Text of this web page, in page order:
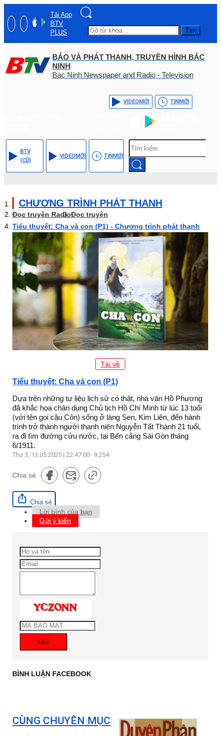
Tải App
BTV
PLUS
Tìm
BÁO VÀ PHÁT THANH, TRUYỀN HÌNH BẮC
NINH
Bac Ninh Newspaper and Radio - Television
VIDEOMỚI TINMỚI
BTV
(CŨ)
VIDEOMỚI TINMỚI
CHƯƠNG TRÌNH PHÁT THANH
Đọc truyện RadioĐọc truyện
Tiểu thuyết: Cha và con (P1) - Chương trình phát thanh
Tải về
Tiểu thuyết: Cha và con (P1)
Dựa trên những tư liệu lịch sử có thật, nhà văn Hồ Phương
đã khắc họa chân dung Chủ tịch Hồ Chí Minh từ lúc 13 tuổi
(với tên gọi cậu Côn) sống ở làng Sen, Kim Liên, đến hành
trình trở thành người thanh niên Nguyễn Tất Thành 21 tuổi,
ra đi tìm đường cứu nước, tại Bến cảng Sài Gòn tháng
6/1911.
Thứ 3, 13.05.2025 | 22:47:00 9,254
Chia sẻ
Chia sẻ
Lời bình của bạn
Gửi ý kiến
Gửi
BÌNH LUẬN FACEBOOK
CÙNG CHUYÊN MỤC